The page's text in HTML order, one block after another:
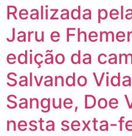
Realizada
Jaru e
edição da
Salvando
Sangue, Doe
nesta sexta-